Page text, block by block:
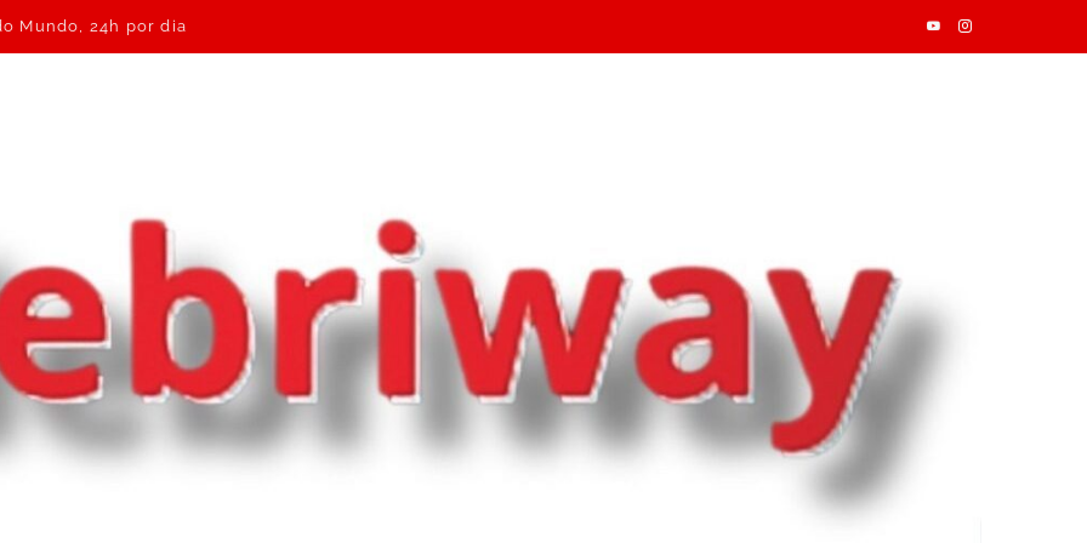
Mundo, 24h por dia